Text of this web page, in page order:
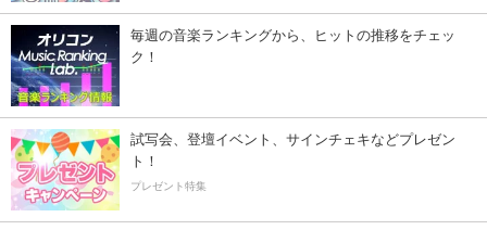
毎週の音楽ランキングから、ヒットの推移をチェッ
ク！
試写会、登壇イベント、サインチェキなどプレゼン
ト！
プレゼント特集